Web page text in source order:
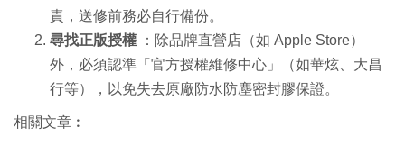
責，送修前務必自行備份。
尋找正版授權
：除品牌直營店（如 Apple Store）
外，必須認準「官方授權維修中心」（如華炫、大昌
行等），以免失去原廠防水防塵密封膠保證。
相關文章︰